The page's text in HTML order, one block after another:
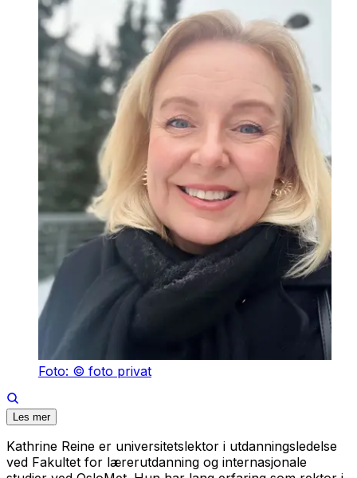
Foto: © foto privat
Les mer
Kathrine Reine er universitetslektor i utdanningsledelse
ved Fakultet for lærerutdanning og internasjonale